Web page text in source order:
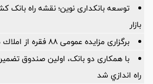
توسعه بانکداری نوین؛ نقشه راه بانک
بازار
برگزاری مزایده عمومی ۸۸ فقره از املاك مازاد بانك ملت
با همکاری دو بانک، اولین صندوق
راه اندازي شد